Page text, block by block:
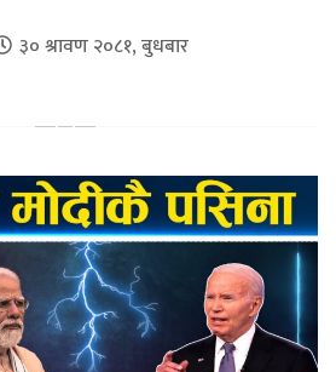
३० श्रावण २०८१, बुधबार